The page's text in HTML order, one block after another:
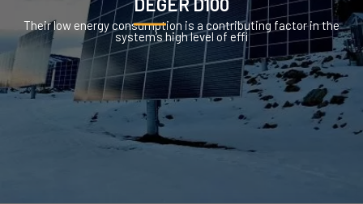
Their low energy consumption is a contributing factor in the
system’s high level of effi